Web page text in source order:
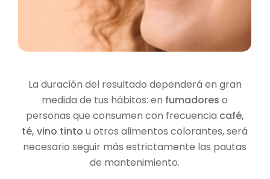
La duración del resultado dependerá en gran
medida de tus hábitos: en fumadores o
personas que consumen con frecuencia café,
té, vino tinto u otros alimentos colorantes, será
necesario seguir más estrictamente las pautas
de mantenimiento.